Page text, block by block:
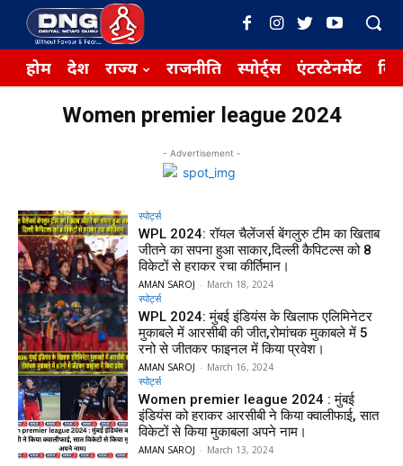
होम देश राज्य राजनीति स्पोर्ट्स एंटरटेनमेंट
Women premier league 2024
- Advertisement -
स्पोर्ट्स
WPL 2024: रॉयल चैलेंजर्स बेंगलुरु टीम का खिताब
जीतने का सपना हुआ साकार,दिल्ली कैपिटल्स को 8
विकेटों से हराकर रचा कीर्तिमान।
AMAN SAROJ - March 18, 2024
स्पोर्ट्स
WPL 2024: मुंबई इंडियंस के खिलाफ एलिमिनेटर
मुकाबले में आरसीबी की जीत,रोमांचक मुकाबले में 5
रनो से जीतकर फाइनल में किया प्रवेश।
AMAN SAROJ - March 16, 2024
स्पोर्ट्स
Women premier league 2024 : मुंबई
इंडियंस को हराकर आरसीबी ने किया क्वालीफाई, सात
विकेटों से किया मुकाबला अपने नाम।
AMAN SAROJ - March 13, 2024